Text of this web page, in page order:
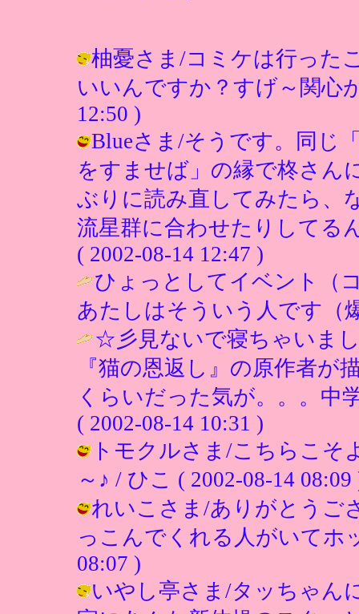
柚憂さま/コミケは行った
いいんですか？すげ～関心
12:50 )
Blueさま/そうです。同じ
をすませば」の縁で柊さん
ぶりに読み直してみたら、
流星群に合わせたりしてる
( 2002-08-14 12:47 )
ひょっとしてイベント（
あたしはそういう人です（
☆彡見ないで寝ちゃいま
『猫の恩返し』の原作者が
くらいだった気が。。。中
( 2002-08-14 10:31 )
トモクルさま/こちらこそ
～♪ / ひこ ( 2002-08-14 08:09
れいこさま/ありがとうご
っこんでくれる人がいてホ
08:07 )
いやし亭さま/タッちゃん